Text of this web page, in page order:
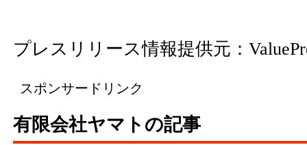
プレスリリース情報提供元：
スポンサードリンク
有限会社ヤマトの記事